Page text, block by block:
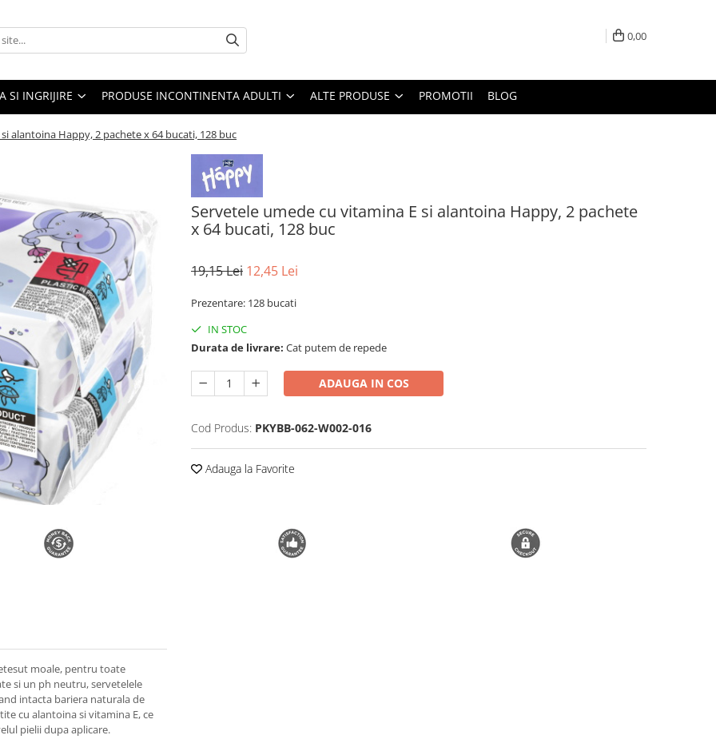
0,00
SI INGRIJIRE PRODUSE INCONTINENTA ADULTI ALTE PRODUSE PROMOTII BLOG
alantoina Happy, 2 pachete x 64 bucati, 128 buc
Servetele umede cu vitamina E si alantoina Happy, 2 pachete
x 64 bucati, 128 buc
19,15 Lei 12,45 Lei
Prezentare: 128 bucati
IN STOC
Durata de livrare: Cat putem de repede
ADAUGA IN COS
Cod Produs: PKYBB-062-W002-016
Adauga la Favorite
moale, pentru toate
si un ph neutru, servetelele
intacta bariera naturala de
cu alantoina si vitamina E, ce
pielii dupa aplicare.